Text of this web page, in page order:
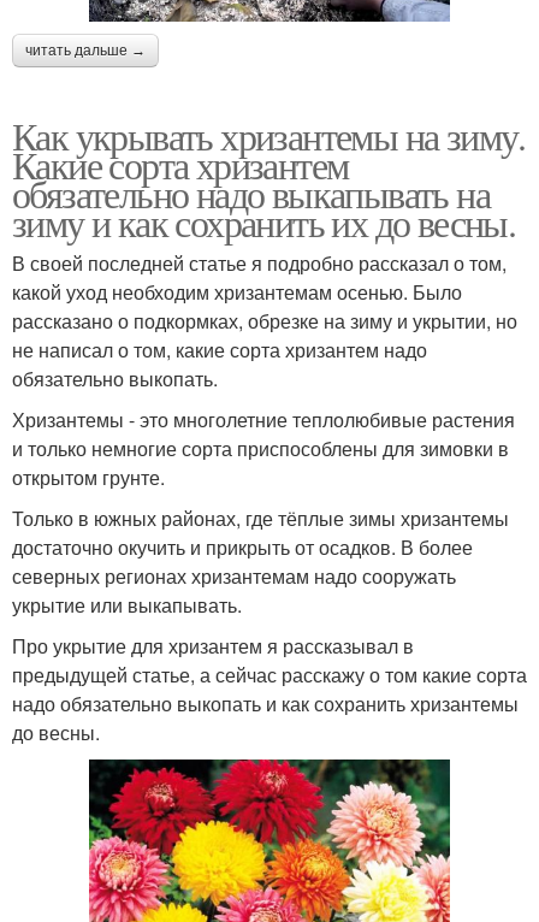
читать дальше →
Как укрывать хризантемы на зиму.
Какие сорта хризантем
обязательно надо выкапывать на
зиму и как сохранить их до весны.
В своей последней статье я подробно рассказал о том,
какой уход необходим хризантемам осенью. Было
рассказано о подкормках, обрезке на зиму и укрытии, но
не написал о том, какие сорта хризантем надо
обязательно выкопать.
Хризантемы - это многолетние теплолюбивые растения
и только немногие сорта приспособлены для зимовки в
открытом грунте.
Только в южных районах, где тёплые зимы хризантемы
достаточно окучить и прикрыть от осадков. В более
северных регионах хризантемам надо сооружать
укрытие или выкапывать.
Про укрытие для хризантем я рассказывал в
предыдущей статье, а сейчас расскажу о том какие сорта
надо обязательно выкопать и как сохранить хризантемы
до весны.